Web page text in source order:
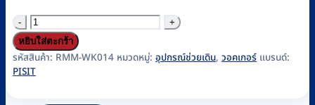
จำนวน
วอ
ค
เก
หยิบใส่ตะกร้า
รหัสสินค้า: RMM-WK014 หมวดหมู่: อุปกรณ์ช่วยเดิน, วอคเกอร์ แบรนด์:
PISIT